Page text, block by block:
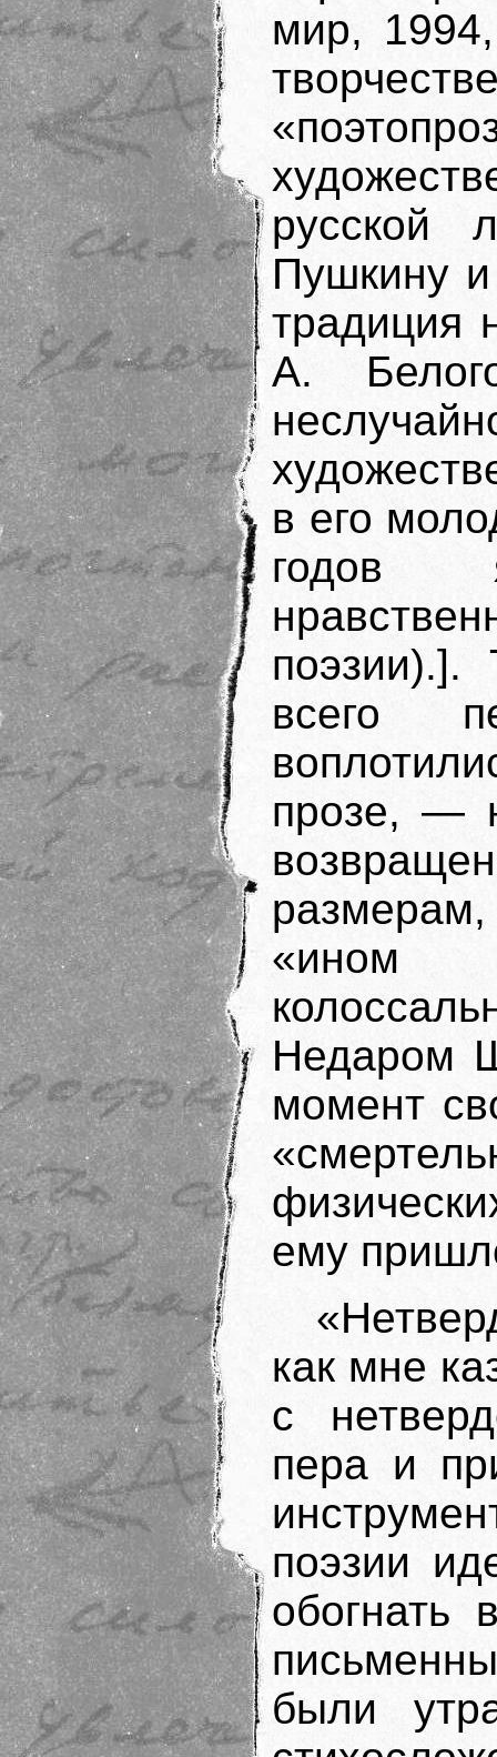
мир,
русской
Пушкину
традиция
А.
в его
годов
поэзии).].
всего
прозе, —
«ином
Недаром
момент
ему
как мне
с
пера и
поэзии
обогнать
были